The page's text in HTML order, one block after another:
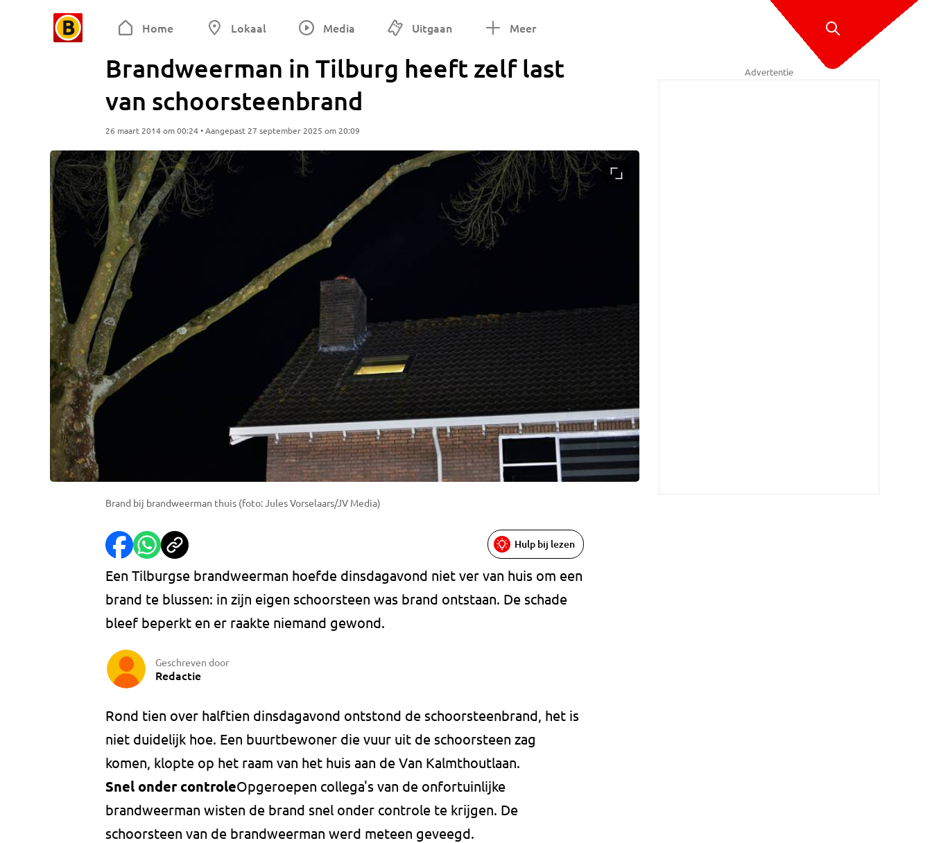
Home Lokaal Media Uitgaan Meer
Brandweerman in Tilburg heeft zelf last
van schoorsteenbrand
26 maart 2014 om 00:24 • Aangepast 27 september 2025 om 20:09
Brand bij brandweerman thuis (foto: Jules Vorselaars/JV Media)
Hulp bij lezen
Een Tilburgse brandweerman hoefde dinsdagavond niet ver van huis om een
brand te blussen: in zijn eigen schoorsteen was brand ontstaan. De schade
bleef beperkt en er raakte niemand gewond.
Geschreven door
Redactie
Rond tien over halftien dinsdagavond ontstond de schoorsteenbrand, het is
niet duidelijk hoe. Een buurtbewoner die vuur uit de schoorsteen zag
komen, klopte op het raam van het huis aan de Van Kalmthoutlaan.
Snel onder controleOpgeroepen collega's van de onfortuinlijke
brandweerman wisten de brand snel onder controle te krijgen. De
schoorsteen van de brandweerman werd meteen geveegd.
Advertentie